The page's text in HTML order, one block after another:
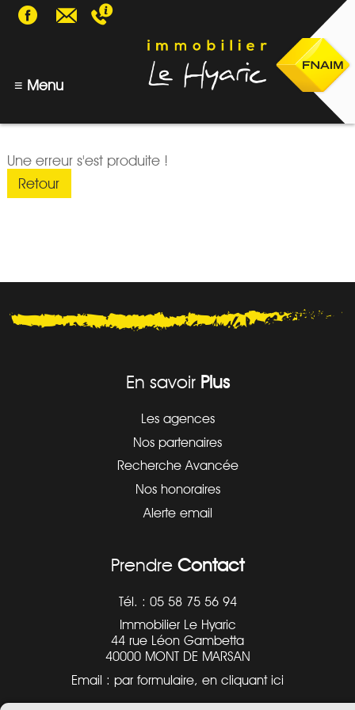
≡ Menu
SYNDIC
ACCES EXTRANET
DEMANDE DE DEVIS
NOS DEUX AGENCES
ACTUALITE
AVIS CLIENTS
Une erreur s'est produite !
Retour
En savoir Plus
Les agences
Nos partenaires
Recherche Avancée
Nos honoraires
Alerte email
Prendre Contact
Tél. : 05 58 75 56 94
Immobilier Le Hyaric
44 rue Léon Gambetta
40000 MONT DE MARSAN
Email : par formulaire, en cliquant ici